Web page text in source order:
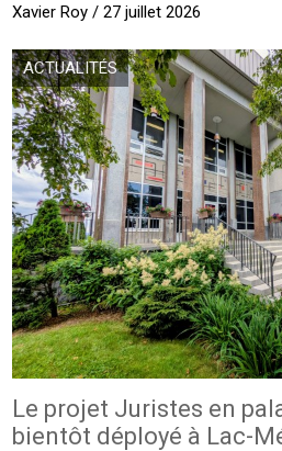
Xavier Roy / 27 juillet 2026
ACTUALITÉS
Le projet Juristes en
bientôt déployé à Lac-